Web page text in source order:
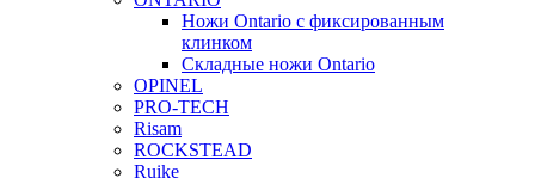
Ножи Ontario c фиксированным
клинком
Складные ножи Ontario
OPINEL
PRO-TECH
Risam
ROCKSTEAD
Ruike